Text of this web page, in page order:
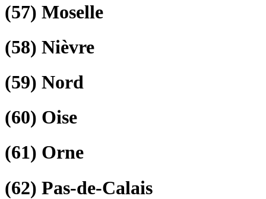
(57) Moselle
(58) Nièvre
(59) Nord
(60) Oise
(61) Orne
(62) Pas-de-Calais